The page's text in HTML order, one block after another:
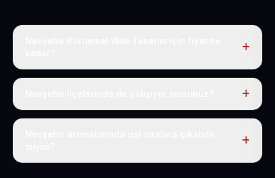
Nevşehir dahil Türkiye’nin her yerinde geçerli yıllık tek
Elbette; Nevşehir iline bağlı bütün ilçelere uzaktan ve